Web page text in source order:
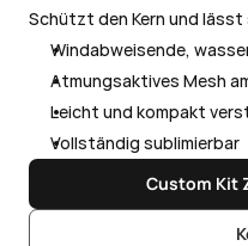
Schützt den Kern und lässt
Windabweisende,
Atmungsaktives Mesh
Leicht und kompakt
Vollständig sublimierbar
Custom Kit